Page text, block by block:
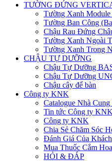
TƯỜNG ĐỨNG
Tường Xanh
Tường Ban Công
Chậu Rau Đứng
Tường Xanh Ngoài
Tường Xanh Trong
CHẬU TỰ DƯỠNG
Chậu Tự Dưỡng
Chậu Tự Dưỡng
Chậu cây để bàn
Công ty KNK
Catalogue Nhà Cung
Tin tức Công ty KNK
Công ty KNK
Chia Sẻ Chăm Sóc
Đánh Giá Của Khách
Mua Thuốc Cắm
HỎI & ĐÁP